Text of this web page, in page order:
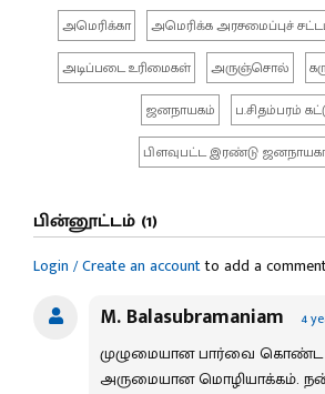
அமெரிக்கா அமெரிக்க அரசமைப்புச்
அடிப்படை உரிமைகள்
அருஞ்சொல்
ஜனநாயகம்
ப.சிதம்பரம்
பிளவுபட்ட இரண்டு
பின்னூட்டம் (1)
Login / Create an accountto add a
M. Balasubramaniam 4
முழுமையான பார்வை கொண்ட
அருமையான மொழியாக்கம்.